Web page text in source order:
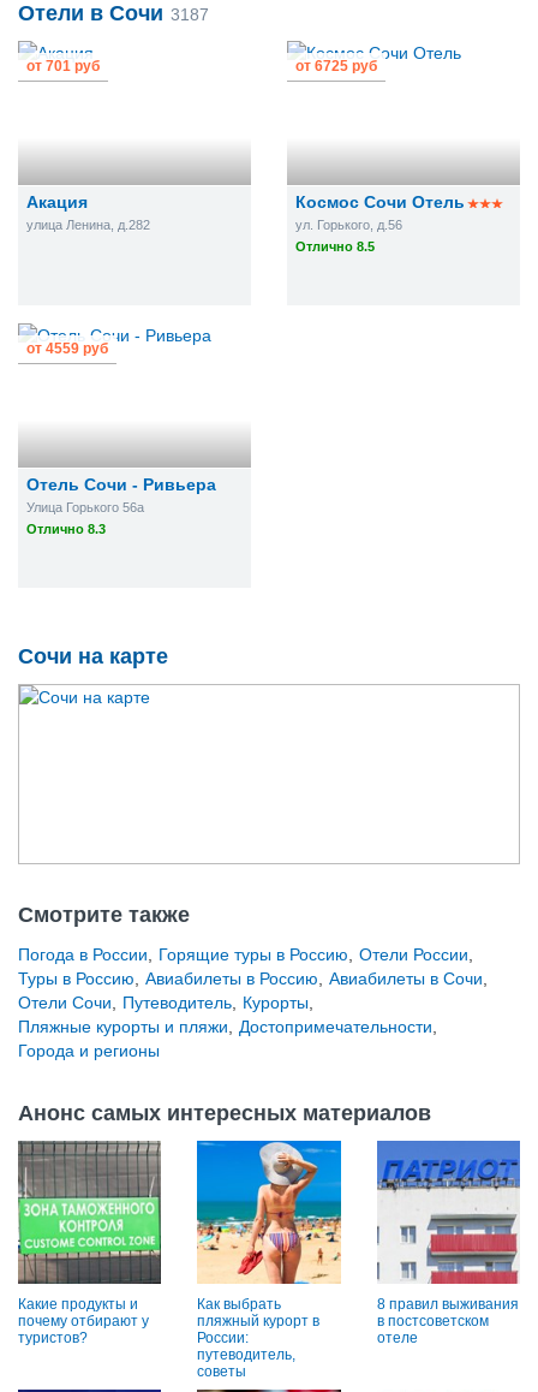
Отели в Сочи 3187
Акация
улица Ленина, д.282
от 701 руб
Космос Сочи Отель
ул. Горького, д.56
Отлично 8.5
от 6725 руб
Отель Сочи - Ривьера
Улица Горького 56а
Отлично 8.3
от 4559 руб
Сочи на карте
Смотрите также
Погода в России Горящие туры в Россию Отели России
Туры в Россию
Авиабилеты в Россию Авиабилеты в Сочи
Отели Сочи
Путеводитель Курорты
Пляжные курорты и пляжи
Достопримечательности
Города и регионы
Анонс самых интересных материалов
Какие продукты и
почему отбирают у
туристов?
Как выбрать
пляжный курорт в
России:
путеводитель,
советы
8 правил выживания
в постсоветском
отеле